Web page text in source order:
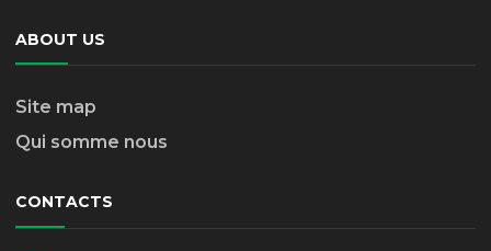
ABOUT US
Site map
Qui somme nous
CONTACTS